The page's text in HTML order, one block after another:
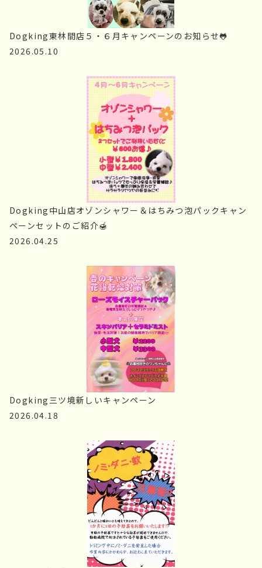
Dogking東林間店５・６月キャンペーンのお知らせ🐸
2026.05.10
Dogking中山店オゾンシャワー＆はちみつ泡パックキャン
ペーンセットのご紹介🍯
2026.04.25
Dogking三ツ境新しいキャンペーン
2026.04.18